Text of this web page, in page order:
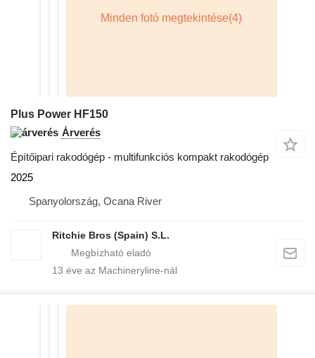
Plus Power HF150
Árverés
Építőipari rakodógép - multifunkciós kompakt rakodógép
2025
Spanyolország, Ocana River
Ritchie Bros (Spain) S.L.
13 éve az Machineryline-nál